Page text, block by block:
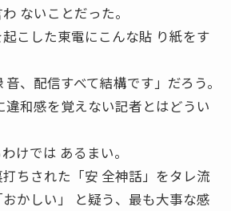
ないことだった。
こした東電にこんな貼 り紙をす
、配信すべて結構です」だろう。
違和感を覚えない記者とはどうい
けでは あるまい。
ちされた「安 全神話」をタレ流
かしい」 と疑う、最も大事な感